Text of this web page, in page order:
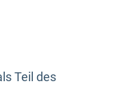
Teil des